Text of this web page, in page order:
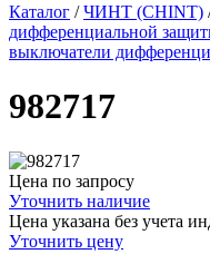
Каталог / ЧИНТ (CHINT)
дифференциальной
выключатели
982717
Цена по запросу
Уточнить наличие
Цена указана без учета
Уточнить цену